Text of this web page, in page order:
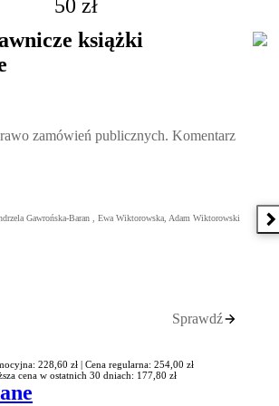
50 zł
książki
zamówień publicznych. Komentarz
Gawrońska-Baran , Ewa Wiktorowska, Adam Wiktorowski
Sprawdź
228,60 zł | Cena regularna: 254,00 zł
cena w ostatnich 30 dniach: 177,80 zł